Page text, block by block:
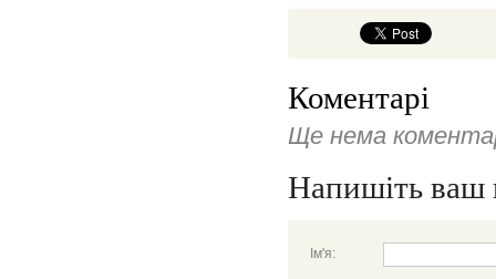
Коментарі
Ще нема
Напишіть ваш
Ім'я: